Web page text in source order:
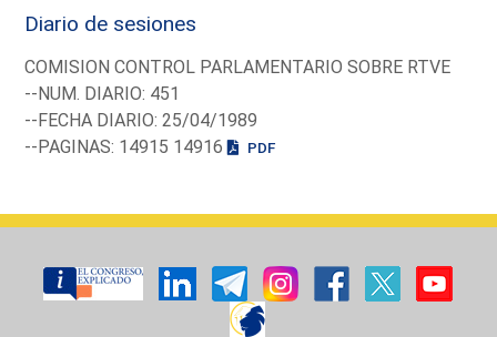
Diario de sesiones
COMISION CONTROL PARLAMENTARIO SOBRE RTVE
--NUM. DIARIO: 451
--FECHA DIARIO: 25/04/1989
--PAGINAS: 14915 14916
PDF